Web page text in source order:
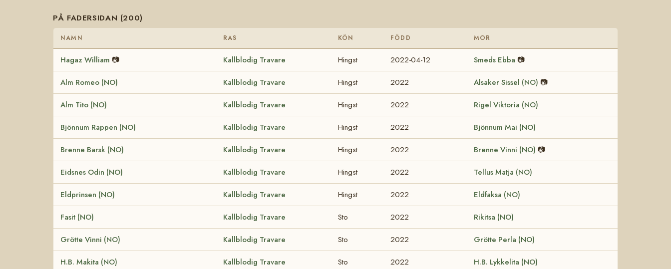
PÅ FADERSIDAN (200)
NAMN RAS KÖN FÖDD MOR
Hagaz William 📷 Kallblodig Travare Hingst 2022-04-12 Smeds Ebba 📷
Alm Romeo (NO) Kallblodig Travare Hingst 2022 Alsaker Sissel (NO) 📷
Alm Tito (NO) Kallblodig Travare Hingst 2022 Rigel Viktoria (NO)
Bjönnum Rappen (NO) Kallblodig Travare Hingst 2022 Bjönnum Mai (NO)
Brenne Barsk (NO) Kallblodig Travare Hingst 2022 Brenne Vinni (NO) 📷
Eidsnes Odin (NO) Kallblodig Travare Hingst 2022 Tellus Matja (NO)
Eldprinsen (NO) Kallblodig Travare Hingst 2022 Eldfaksa (NO)
Fasit (NO) Kallblodig Travare Sto 2022 Rikitsa (NO)
Grötte Vinni (NO) Kallblodig Travare Sto 2022 Grötte Perla (NO)
H.B. Makita (NO) Kallblodig Travare Sto 2022 H.B. Lykkelita (NO)